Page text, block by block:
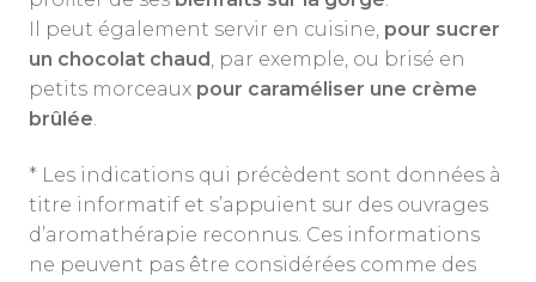
Il peut également servir en cuisine, pour sucrer
un chocolat chaud , par exemple, ou brisé en
petits morceaux pour caraméliser une crème
brûlée
* Les indications qui précèdent sont données à
titre informatif et s’appuient sur des ouvrages
d’aromathérapie reconnus. Ces informations
ne peuvent pas être considérées comme des